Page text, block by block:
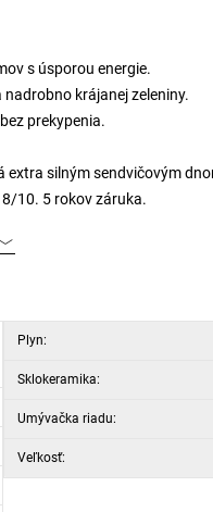
s úsporou energie.
nadrobno krájanej zeleniny.
prekypenia.
silným sendvičovým
10. 5 rokov záruka.
Plyn:
Sklokeramika:
Umývačka riadu:
Veľkosť: